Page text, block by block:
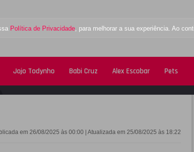
Política de Privacidade, para melhorar a sua experiência. Ao
Jojo Todynho Babi Cruz Alex Escobar Pets
em 26/08/2025 às 00:00 | Atualizada em 25/08/2025 às 18:22